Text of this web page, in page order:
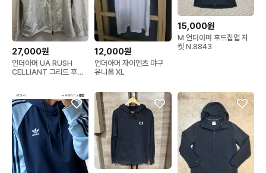
27,000원
언더아머 UA RUSH
CELLIANT 그리드 후드
12,000원
언더아머 자이언츠 야구
유니폼 XL
15,000원
M 언더아머 후드집업 자
켓 N.8843